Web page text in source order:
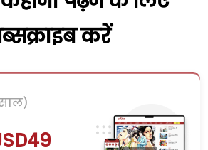
करें